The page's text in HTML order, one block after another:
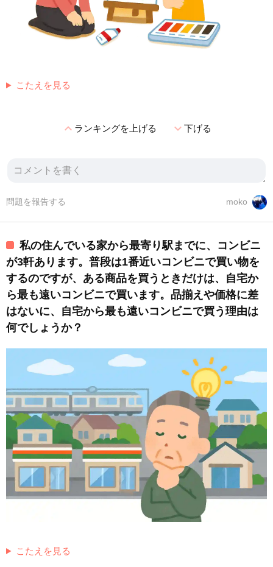
こたえを見る
expand_lessランキングを上げる expand_more下げる
moko
問題を報告する
私の住んでいる家から最寄り駅までに、コンビニ
が3軒あります。普段は1番近いコンビニで買い物を
するのですが、ある商品を買うときだけは、自宅か
ら最も遠いコンビニで買います。品揃えや価格に差
はないに、自宅から最も遠いコンビニで買う理由は
何でしょうか？
こたえを見る